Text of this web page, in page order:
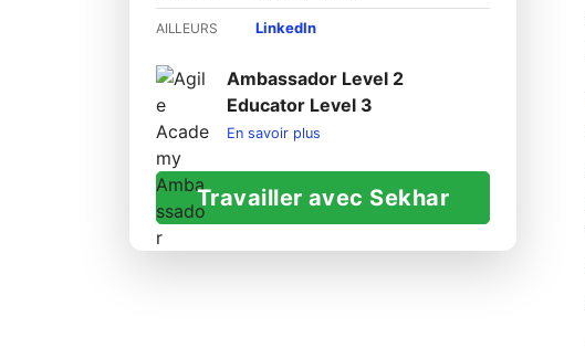
AILLEURS LinkedIn
Ambassador Level 2
Educator Level 3
En savoir plus
Travailler avec Sekhar